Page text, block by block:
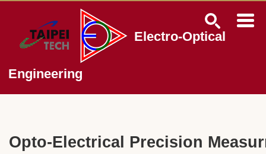
main
block
Electro-Optical
Engineering
Opto-Electrical Precision